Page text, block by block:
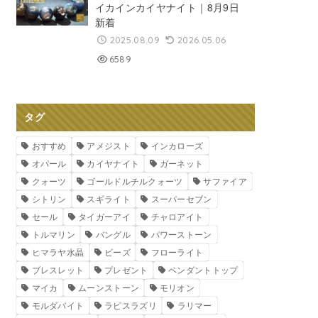
イカインカイヤナイト｜8月9日
新着
2025.08.09
2026.05.06
6589
タグ
おすすめ アメジスト
インカローズ
オパール
カイヤナイト
ガーネット
クォーツ
ゴールドルチルクォーツ
サファイア
シトリン
スギライト
スーパーセブン
セール
タイガーアイ
チャロアイト
トルマリン
バングル
パワーストーン
ヒマラヤ水晶
ビーズ
フローライト
ブレスレット
プレゼント
ペンダントトップ
マイカ
ムーンストーン
モリオン
モルダバイト
ラピスラズリ
ラリマー